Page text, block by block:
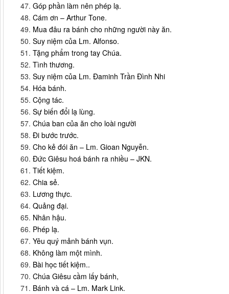
Góp phần làm nên phép lạ.
Cám ơn – Arthur Tone.
Mua đâu ra bánh cho những người này ăn.
Suy niệm của Lm. Alfonso.
Tặng phẩm trong tay Chúa.
Tình thương.
Suy niệm của Lm. Đaminh Trần Đình Nhi
Hóa bánh.
Cộng tác.
Sự biến đổi lạ lùng.
Chúa ban của ăn cho loài người
Đi bước trước.
Cho kẻ đói ăn – Lm. Gioan Nguyễn.
Đức Giêsu hoá bánh ra nhiều – JKN.
Tiết kiệm.
Chia sẻ.
Lương thực.
Quảng đại.
Nhân hậu.
Phép lạ.
Yêu quý mảnh bánh vụn.
Không làm một mình.
Bài học tiết kiệm..
Chúa Giêsu cầm lấy bánh,
Bánh và cá – Lm. Mark Link.